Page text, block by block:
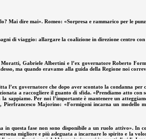
Mai dire mai». Romeo: «Sorpresa e rammarico per le
di viaggio: allargare la coalizione in direzione centro
Gabriele Albertini e l’ex governatore Roberto
ma quando eravamo alla guida della Regione noi
l’ex governatore che dopo aver scontato la condanna per
a raccogliere il guanto di sfida. «Prendiamo atto con
sappiamo. Per noi l’importante è mantenere un
Pierfrancesco Majorino: «Formigoni incarna un modello
questa fase non sono disponibile a un ruolo attivo». In
migliore e più adeguata a incarnare lo spirito e la